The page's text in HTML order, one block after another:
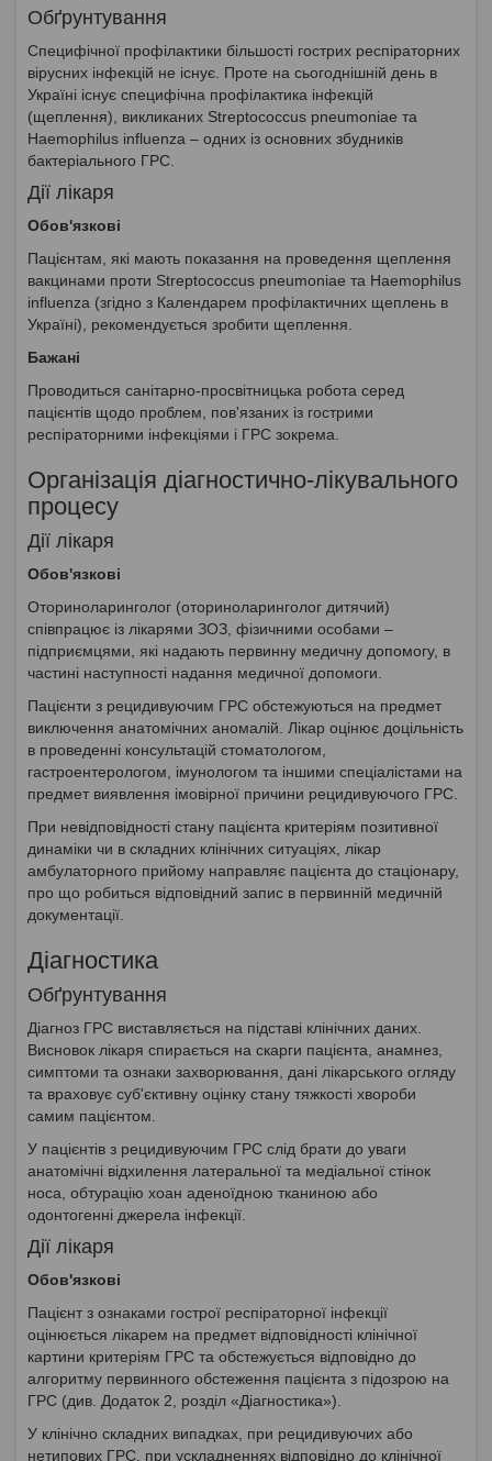
Обґрунтування
Специфічної профілактики більшості гострих респіраторних
вірусних інфекцій не існує. Проте на сьогоднішній день в
Україні існує специфічна профілактика інфекцій
(щеплення), викликаних Streptococcus pneumoniae та
Haemophilus influenza – одних із основних збудників
бактеріального ГРС.
Дії лікаря
Обов'язкові
Пацієнтам, які мають показання на проведення щеплення
вакцинами проти Streptococcus pneumoniae та Haemophilus
influenza (згідно з Календарем профілактичних щеплень в
Україні), рекомендується зробити щеплення.
Бажані
Проводиться санітарно-просвітницька робота серед
пацієнтів щодо проблем, пов'язаних із гострими
респіраторними інфекціями і ГРС зокрема.
Організація діагностично-лікувального
процесу
Дії лікаря
Обов'язкові
Оториноларинголог (оториноларинголог дитячий)
співпрацює із лікарями ЗОЗ, фізичними особами –
підприємцями, які надають первинну медичну допомогу, в
частині наступності надання медичної допомоги.
Пацієнти з рецидивуючим ГРС обстежуються на предмет
виключення анатомічних аномалій. Лікар оцінює доцільність
в проведенні консультацій стоматологом,
гастроентерологом, імунологом та іншими спеціалістами на
предмет виявлення імовірної причини рецидивуючого ГРС.
При невідповідності стану пацієнта критеріям позитивної
динаміки чи в складних клінічних ситуаціях, лікар
амбулаторного прийому направляє пацієнта до стаціонару,
про що робиться відповідний запис в первинній медичній
документації.
Діагностика
Обґрунтування
Діагноз ГРС виставляється на підставі клінічних даних.
Висновок лікаря спирається на скарги пацієнта, анамнез,
симптоми та ознаки захворювання, дані лікарського огляду
та враховує суб'єктивну оцінку стану тяжкості хвороби
самим пацієнтом.
У пацієнтів з рецидивуючим ГРС слід брати до уваги
анатомічні відхилення латеральної та медіальної стінок
носа, обтурацію хоан аденоїдною тканиною або
одонтогенні джерела інфекції.
Дії лікаря
Обов'язкові
Пацієнт з ознаками гострої респіраторної інфекції
оцінюється лікарем на предмет відповідності клінічної
картини критеріям ГРС та обстежується відповідно до
алгоритму первинного обстеження пацієнта з підозрою на
ГРС (див. Додаток 2, розділ «Діагностика»).
У клінічно складних випадках, при рецидивуючих або
нетипових ГРС, при ускладненнях відповідно до клінічної